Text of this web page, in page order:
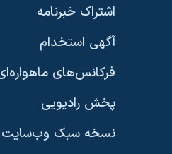
اشتراک خبرنامه
آگهی استخدام
فرکانس‌های
پخش رادیویی
نسخه سبک وب‌سایت